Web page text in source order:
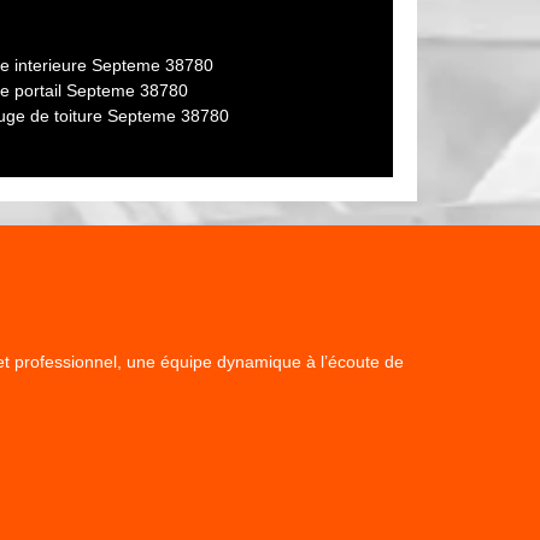
interieure Septeme 38780
portail Septeme 38780
de toiture Septeme 38780
une équipe dynamique à l’écoute de